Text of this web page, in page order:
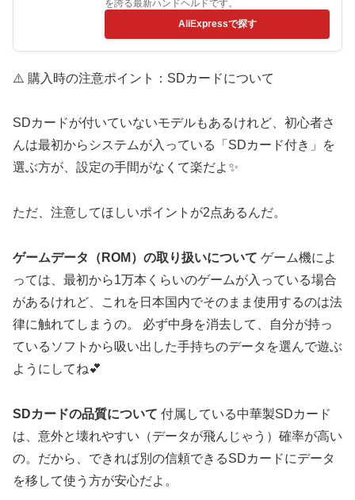
を誇る最新ハンドヘルドです。
AliExpressで探す
⚠️ 購入時の注意ポイント：SDカードについて
SDカードが付いていないモデルもあるけれど、初心者さ
んは最初からシステムが入っている「SDカード付き」を
選ぶ方が、設定の手間がなくて楽だよ✨
ただ、注意してほしいポイントが2点あるんだ。
ゲームデータ（ROM）の取り扱いについて ゲーム機によ
っては、最初から1万本くらいのゲームが入っている場合
があるけれど、これを日本国内でそのまま使用するのは法
律に触れてしまうの。 必ず中身を消去して、自分が持っ
ているソフトから吸い出した手持ちのデータを選んで遊ぶ
ようにしてね💕
SDカードの品質について 付属している中華製SDカード
は、意外と壊れやすい（データが飛んじゃう）確率が高い
の。だから、できれば別の信頼できるSDカードにデータ
を移して使う方が安心だよ。